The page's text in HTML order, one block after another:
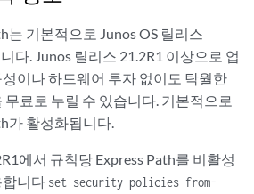
는 기본적으로 Junos OS 릴리스
다. Junos 릴리스 21.2R1 이상으로 업
이나 하드웨어 투자 없이도 탁월한
료로 누릴 수 있습니다. 기본적으로
가 활성화됩니다.
에서 규칙당 Express Path를 비활성
니다 set security policies from-